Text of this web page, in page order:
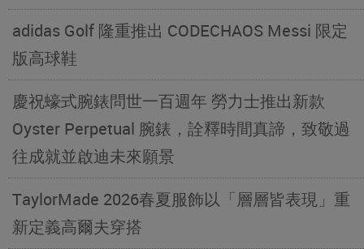
adidas Golf 隆重推出 CODECHAOS Messi 限定
版高球鞋
慶祝蠔式腕錶問世一百週年 勞力士推出新款
Oyster Perpetual 腕錶，詮釋時間真諦，致敬過
往成就並啟迪未來願景
TaylorMade 2026春夏服飾以「層層皆表現」重
新定義高爾夫穿搭